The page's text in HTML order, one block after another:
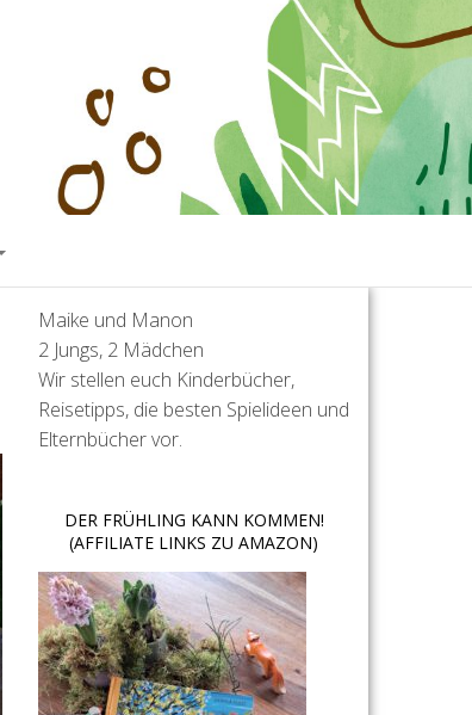
Maike und Manon
2 Jungs, 2 Mädchen
Wir stellen euch Kinderbücher,
Reisetipps, die besten Spielideen und
Elternbücher vor.
DER FRÜHLING KANN KOMMEN!
(AFFILIATE LINKS ZU AMAZON)